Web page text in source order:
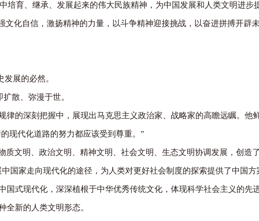
育、继承、发展起来的伟大民族精神，为中国发展和人类文明进步
化自信，激扬精神的力量，以斗争精神迎接挑战，以奋进拼搏开辟
展的必然。
散、弥漫于世。
的深刻把握中，展现出马克思主义政治家、战略家的高瞻远瞩。他
现代化道路的努力都应该受到尊重。”
文明、政治文明、精神文明、社会文明、生态文明协调发展，创造
国家走向现代化的途径，为人类对更好社会制度的探索提供了中国方
式现代化，深深植根于中华优秀传统文化，体现科学社会主义的先
新的人类文明形态。